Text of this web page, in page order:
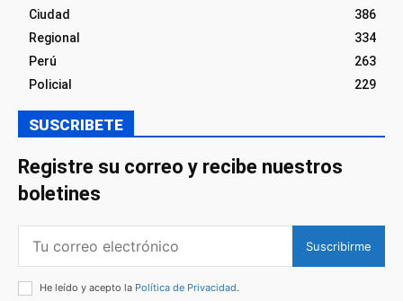
Ciudad
386
Regional
334
Perú
263
Policial
229
SUSCRIBETE
Registre su correo y recibe nuestros
boletines
Suscribirme
He leído y acepto la Política de Privacidad.